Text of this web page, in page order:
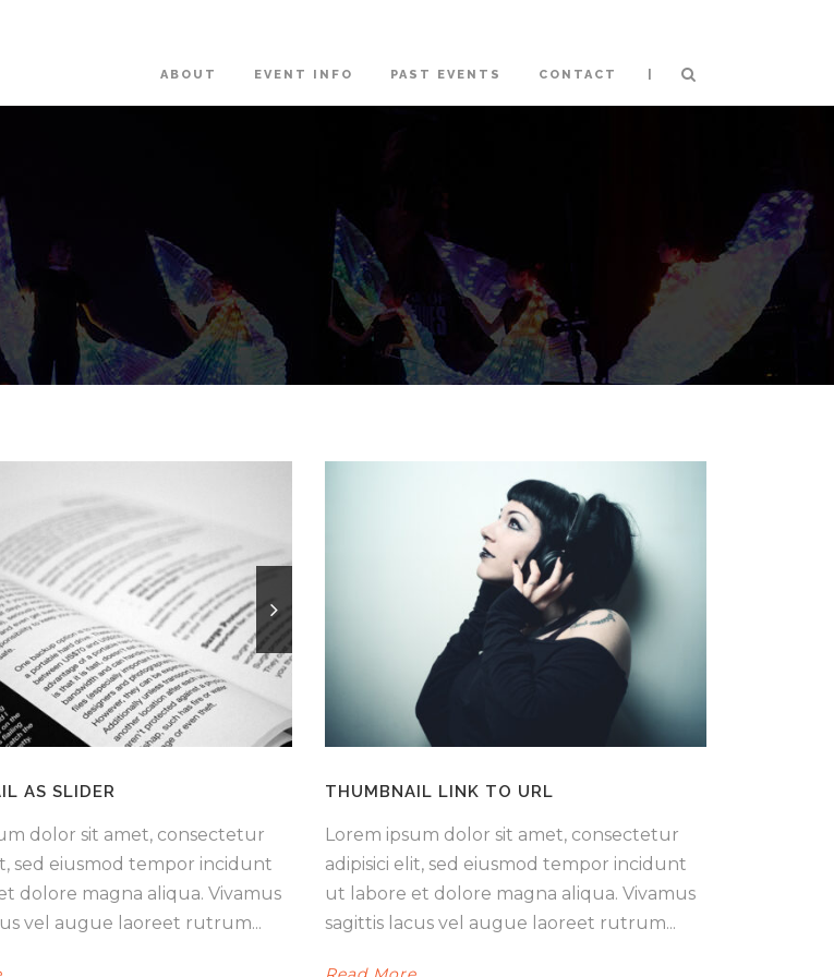
ABOUT EVENT INFO PAST EVENTS CONTACT |
AS SLIDER
dolor sit amet, consectetur
sed eiusmod tempor incidunt
dolore magna aliqua. Vivamus
vel augue laoreet rutrum...
THUMBNAIL LINK TO URL
Lorem ipsum dolor sit amet, consectetur
adipisici elit, sed eiusmod tempor incidunt
ut labore et dolore magna aliqua. Vivamus
sagittis lacus vel augue laoreet rutrum...